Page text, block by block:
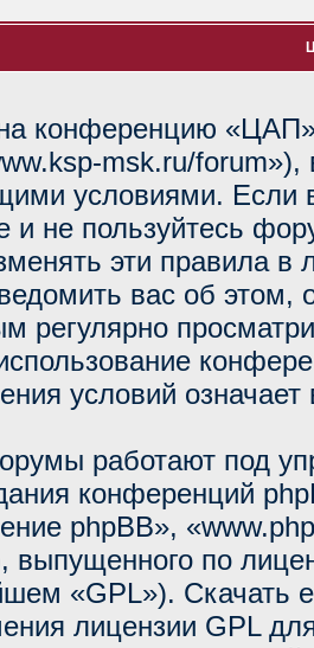
конференцию
msk.ru/forum»),
условиями. Если
и не пользуйтесь
эти правила
вас об
регулярно
условий
работают под
конференций
phpBB»,
выпущенного по
«GPL»). Скачать
лицензии GPL